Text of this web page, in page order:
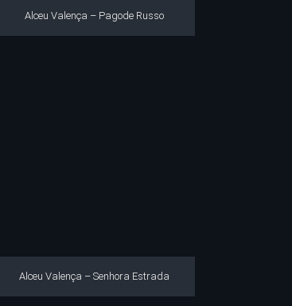
Alceu Valença – Pagode Russo
Alceu Valença – Senhora Estrada